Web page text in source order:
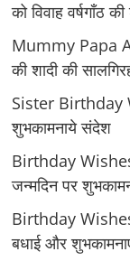
को विवाह वर्षगाँठ
Mummy Papa
की शादी की
Sister Birthday
शुभकामनाये संदेश
Birthday
जन्मदिन पर
Birthday
बधाई और